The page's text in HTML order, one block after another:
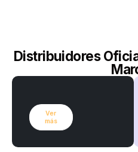
Distribuidores
Ver
más